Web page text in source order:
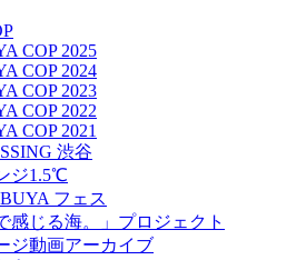
COP 2025
COP 2024
COP 2023
COP 2022
COP 2021
渋谷
ジ1.5℃
フェス
感じる海。」プロジェクト
ジ動画アーカイブ